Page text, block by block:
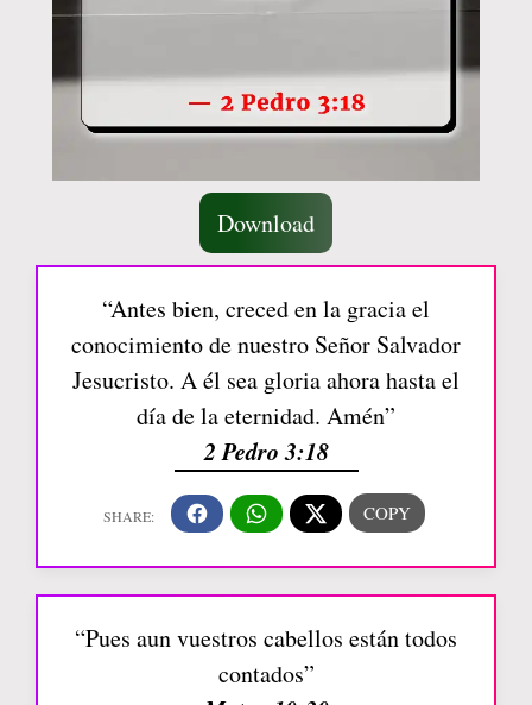
Download
“Antes bien, creced en la gracia el
conocimiento de nuestro Señor Salvador
Jesucristo. A él sea gloria ahora hasta el
día de la eternidad. Amén”
2 Pedro 3:18
“Pues aun vuestros cabellos están todos
contados”